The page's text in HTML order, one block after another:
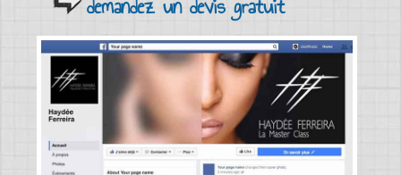
demandez un devis gratuit